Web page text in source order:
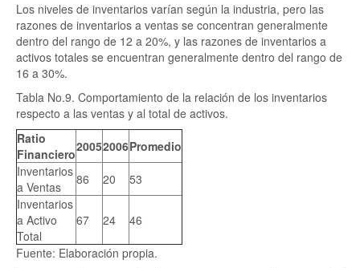
Los niveles de inventarios varían según la industria, pero las
razones de inventarios a ventas se concentran generalmente
dentro del rango de 12 a 20%, y las razones de inventarios a
activos totales se encuentran generalmente dentro del rango de
16 a 30%.
Tabla No.9. Comportamiento de la relación de los inventarios
respecto a las ventas y al total de activos.
Ratio
Financiero20052006Promedio
Inventarios
a Ventas
86 20
53
Inventarios
a Activo
Total
67 24 46
Fuente: Elaboración propia.